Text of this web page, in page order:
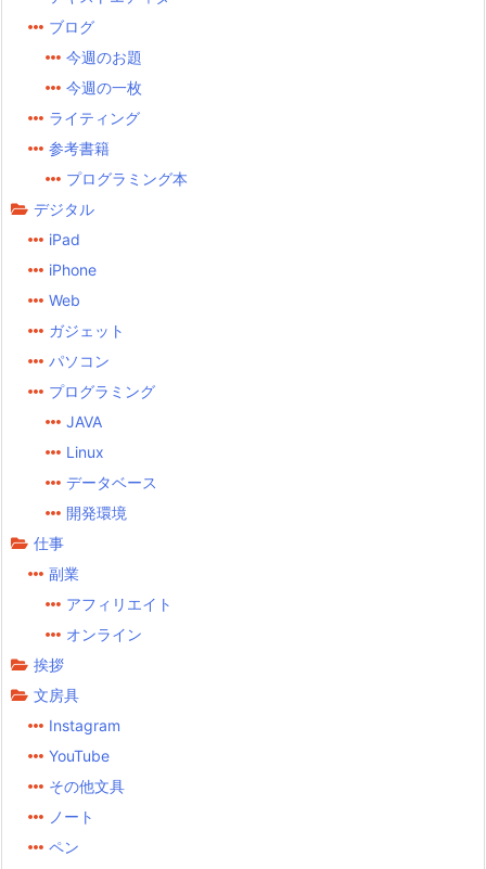
ブログ
今週のお題
今週の一枚
ライティング
参考書籍
プログラミング本
デジタル
iPad
iPhone
Web
ガジェット
パソコン
プログラミング
JAVA
Linux
データベース
開発環境
仕事
副業
アフィリエイト
オンライン
挨拶
文房具
Instagram
YouTube
その他文具
ノート
ペン